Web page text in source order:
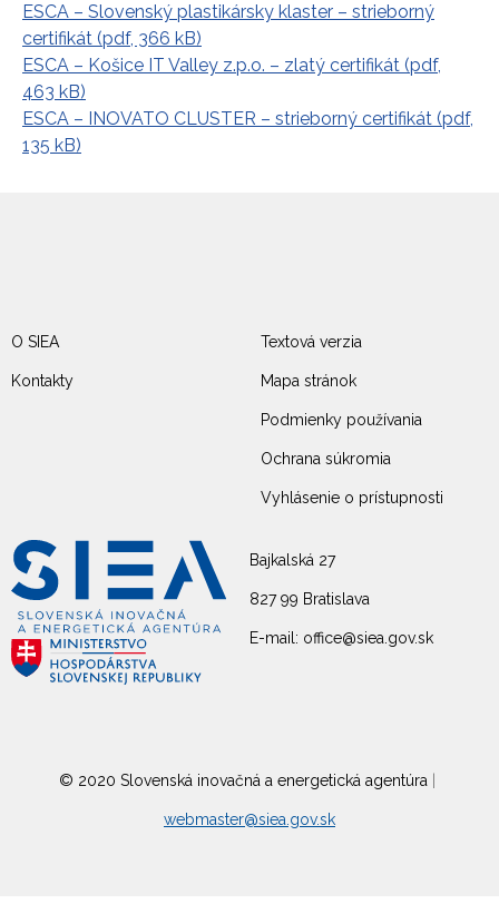
ESCA – Slovenský plastikársky klaster – strieborný
certifikát (pdf, 366 kB)
ESCA – Košice IT Valley z.p.o. – zlatý certifikát (pdf,
463 kB)
ESCA – INOVATO CLUSTER – strieborný certifikát (pdf,
135 kB)
Bajkalská 27
827 99 Bratislava
E-mail: office@siea.gov.sk
O SIEA
Kontakty
Textová verzia
Mapa stránok
Podmienky používania
Ochrana súkromia
Vyhlásenie o prístupnosti
© 2020 Slovenská inovačná a energetická agentúra
webmaster@siea.gov.sk